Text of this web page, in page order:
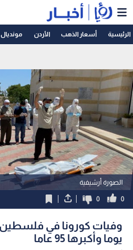
الرئيسية أسعار الذهب الأردن مونديال 2026
الصورة أرشيفية
0
0
يوما وأكبرها 95 عاما